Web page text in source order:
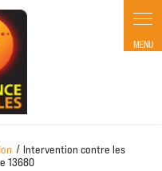
Intervention contre les
13680